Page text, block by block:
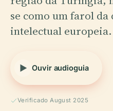
se como um farol
intelectual europeia.
Ouvir audioguia
Verificado August 2025